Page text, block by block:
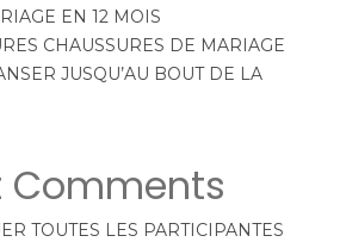
EN 12 MOIS
CHAUSSURES DE MARIAGE
JUSQU’AU BOUT DE LA
Comments
TOUTES LES PARTICIPANTES